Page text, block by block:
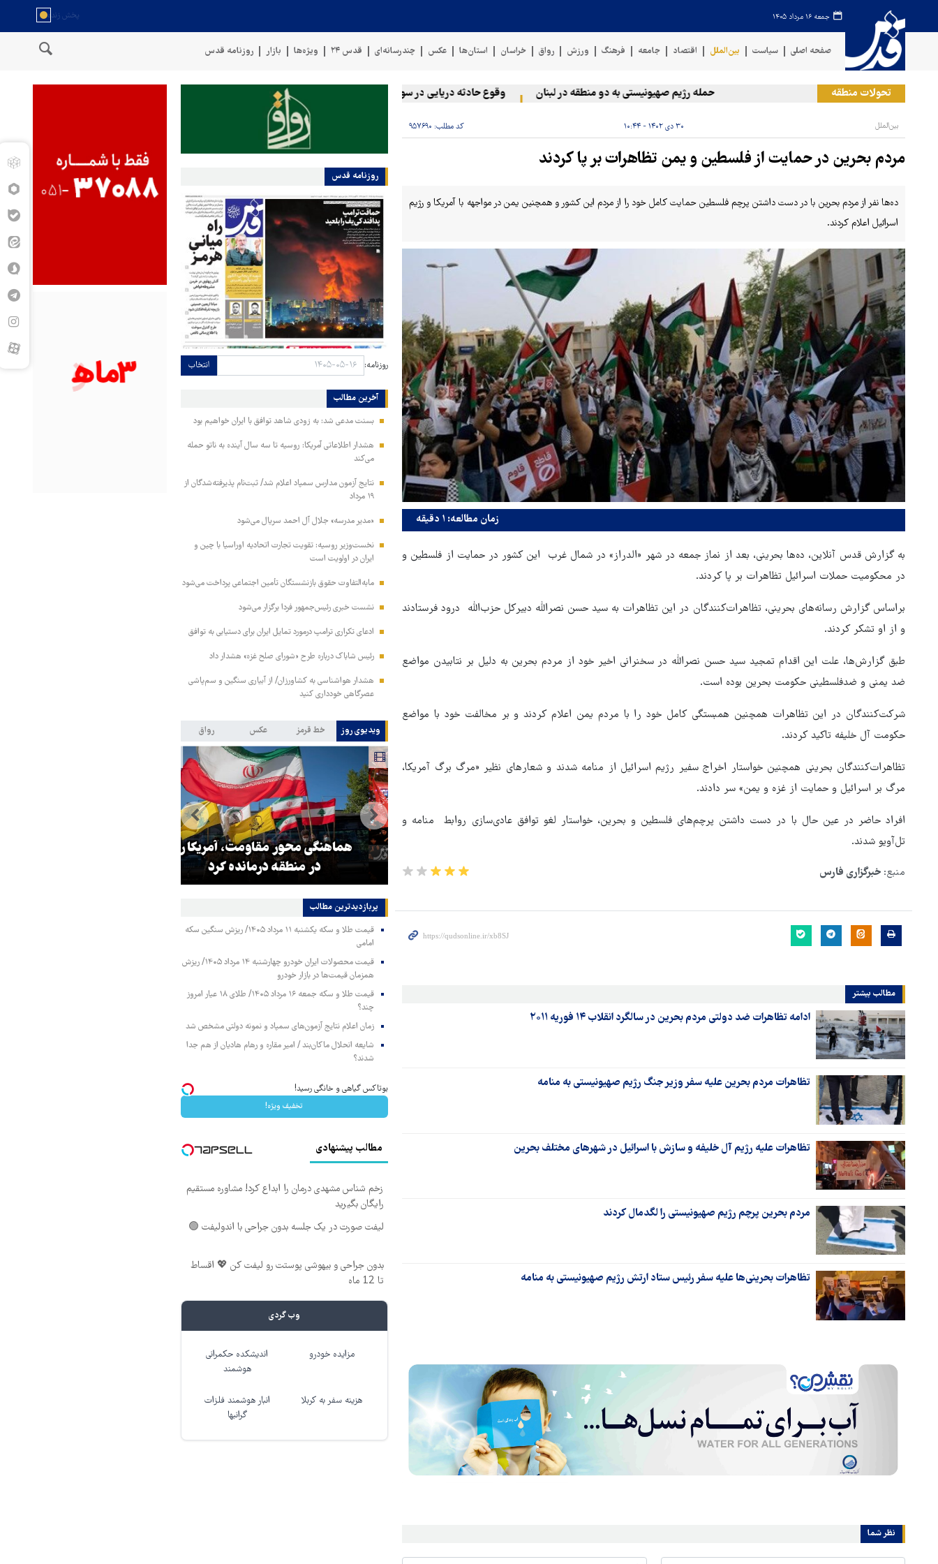
جمعه ۱۶ مرداد ۱۴۰۵
صفحه اصلی سیاست بین‌الملل اقتصاد جامعه فرهنگ ورزش رواق خراسان استان‌ها عکس چندرسانه‌ای قدس ۲۴ ویژه‌ها بازار روزنامه قدس
تحولات منطقه حمله رژیم صهیونیستی به دو منطقه در لبنان وقوع حادثه دریایی در سواحل عمان سخنگوی نیروهای مسلح یمن: کشتی نفتی عربستان را با موشک بالستیک هدف قرار
بین‌الملل ۳۰ دی ۱۴۰۲ - ۱۰:۴۴ کد مطلب: ۹۵۷۶۹۰
مردم بحرین در حمایت از فلسطین و یمن تظاهرات بر پا کردند
ده‌ها نفر از مردم بحرین با در دست داشتن پرچم فلسطین حمایت کامل خود را از مردم این کشور و همچنین یمن در مواجهه با آمریکا و رژیم
اسرائیل اعلام کردند.
زمان مطالعه: ۱ دقیقه
به گزارش قدس آنلاین، ده‌ها بحرینی، بعد از نماز جمعه در شهر «الدراز» در شمال غرب این کشور در حمایت از فلسطین و
در محکومیت حملات اسرائیل تظاهرات بر پا کردند.
براساس گزارش رسانه‌های بحرینی، تظاهرات‌کنندگان در این تظاهرات به سید حسن نصرالله دبیرکل حزب‌الله درود فرستادند
و از او تشکر کردند.
طبق گزارش‌ها، علت این اقدام تمجید سید حسن نصرالله در سخنرانی اخیر خود از مردم بحرین به دلیل بر نتابیدن مواضع
ضد یمنی و ضدفلسطینی حکومت بحرین بوده است.
شرکت‌کنندگان در این تظاهرات همچنین همبستگی کامل خود را با مردم یمن اعلام کردند و بر مخالفت خود با مواضع
حکومت آل خلیفه تاکید کردند.
تظاهرات‌کنندگان بحرینی همچنین خواستار اخراج سفیر رژیم اسرائیل از منامه شدند و شعارهای نظیر «مرگ برگ آمریکا،
مرگ بر اسرائیل و حمایت از غزه و یمن» سر دادند.
افراد حاضر در عین حال با در دست داشتن پرچم‌های فلسطین و بحرین، خواستار لغو توافق عادی‌سازی روابط منامه و
تل‌آویو شدند.
منبع: خبرگزاری فارس
مطالب بیشتر
ادامه تظاهرات ضد دولتی مردم بحرین در سالگرد انقلاب ۱۴ فوریه ۲۰۱۱
تظاهرات مردم بحرین علیه سفر وزیر جنگ رژیم صهیونیستی به منامه
تظاهرات علیه رژیم آل خلیفه و سازش با اسرائیل در شهرهای مختلف بحرین
مردم بحرین پرچم رژیم صهیونیستی را لگدمال کردند
تظاهرات بحرینی‌ها علیه سفر رئیس ستاد ارتش رژیم صهیونیستی به منامه
نظر شما
روزنامه قدس
روزنامه: انتخاب
آخرین مطالب
بسنت مدعی شد: به زودی شاهد توافق با ایران خواهیم بود
هشدار اطلاعاتی آمریکا: روسیه تا سه سال آینده به ناتو حمله
می‌کند
نتایج آزمون مدارس سمپاد اعلام شد/ ثبت‌نام پذیرفته‌شدگان از
۱۹ مرداد
«مدیر مدرسه» جلال آل احمد سریال می‌شود
نخست‌وزیر روسیه:‌ تقویت تجارت اتحادیه اوراسیا با چین و
ایران در اولویت است
مابه‌التفاوت حقوق بازنشستگان تأمین اجتماعی پرداخت می‌شود
نشست خبری رئیس‌جمهور فردا برگزار می‌شود
ادعای تکراری ترامپ درمورد تمایل ایران برای دستیابی به توافق
رئیس شاباک درباره طرح «شورای صلح غزه» هشدار داد
هشدار هواشناسی به کشاورزان/ از آبیاری سنگین و سم‌پاشی
عصرگاهی خودداری کنید
ویدیوی روز خط قرمز عکس رواق
مقاومت، آمریکا را
درمانده کرد
هماهنگی محور مقاومت، آمریکا را
در منطقه درمانده کرد
پربازدیدترین‌ مطالب
قیمت طلا و سکه یکشنبه ۱۱ مرداد ۱۴۰۵/ ریزش سنگین سکه
امامی
قیمت محصولات ایران خودرو چهارشنبه ۱۴ مرداد ۱۴۰۵/ ریزش
همزمان قیمت‌ها در بازار خودرو
قیمت طلا و سکه جمعه ۱۶ مرداد ۱۴۰۵/ طلای ۱۸ عیار امروز
چند؟
زمان اعلام نتایج آزمون‌های سمپاد و نمونه دولتی مشخص شد
شایعه انحلال ماکان‌بند / امیر مقاره و رهام هادیان از هم جدا
شدند؟
بوتاکس گیاهی و خانگی رسید!
تخفیف ویژه!
مطالب پیشنهادی
زخم شناس مشهدی درمان را ابداع کرد! مشاوره مستقیم
رایگان بگیرید
لیفت صورت در یک جلسه بدون جراحی با اندولیفت 🟢
بدون جراحی و بیهوشی پوستت رو لیفت کن 💖 اقساط
تا 12 ماه
وب گردی
مزایده خودرو
اندیشکده حکمرانی
هوشمند
هزینه سفر به کربلا
انبار هوشمند فلزات
گرانبها